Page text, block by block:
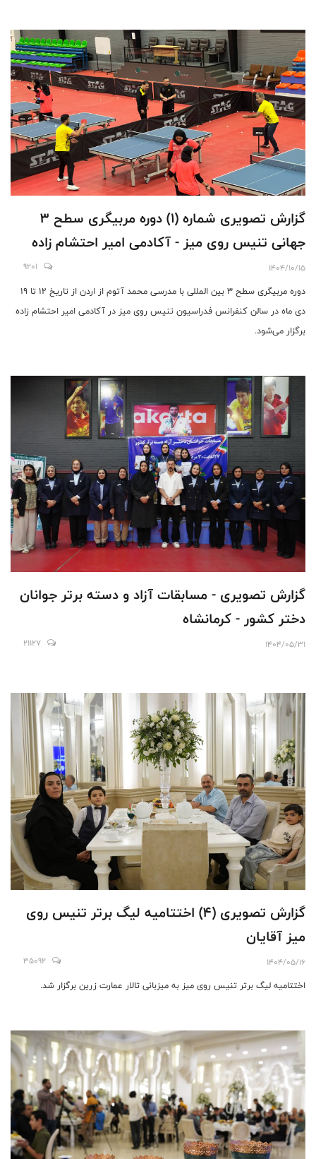
گزارش تصویری شماره (۱) دوره مربیگری سطح ۳
جهانی تنیس روی میز - آکادمی امیر احتشام زاده
1404/10/15
9201
دوره مربیگری سطح ۳ بین المللی با مدرسی محمد آتوم از اردن از تاریخ ۱۲ تا ۱۹
دی ماه در سالن کنفرانس فدراسیون تنیس روی میز در آکادمی امیر احتشام زاده
برگزار می‌شود.
گزارش تصویری - مسابقات آزاد و دسته برتر جوانان
دختر کشور - کرمانشاه
1404/05/31
21127
گزارش تصویری (۴) اختتامیه لیگ برتر تنیس روی
میز آقایان
1404/05/16
35092
اختتامیه لیگ برتر تنیس روی میز به میزبانی تالار عمارت زرین برگزار شد.